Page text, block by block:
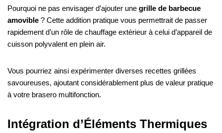
Pourquoi ne pas envisager d’ajouter une grille de barbecue
amovible ? Cette addition pratique vous permettrait de passer
rapidement d’un rôle de chauffage extérieur à celui d’appareil de
cuisson polyvalent en plein air.
Vous pourriez ainsi expérimenter diverses recettes grillées
savoureuses, ajoutant considérablement plus de valeur pratique
à votre brasero multifonction.
Intégration d’Éléments Thermiques